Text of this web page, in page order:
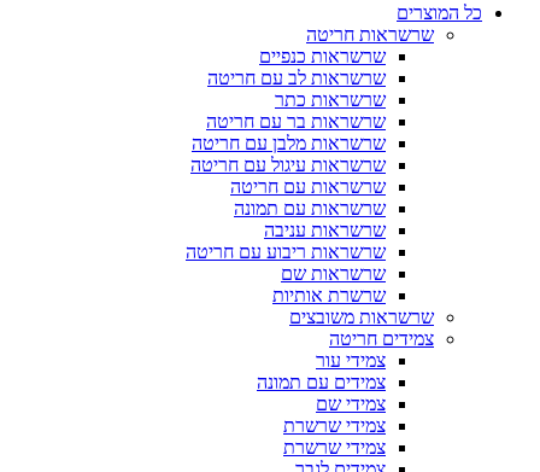
כל המוצרים
שרשראות חריטה
שרשראות כנפיים
שרשראות לב עם חריטה
שרשראות כתר
שרשראות בר עם חריטה
שרשראות מלבן עם חריטה
שרשראות עיגול עם חריטה
שרשראות עם חריטה
שרשראות עם תמונה
שרשראות עניבה
שרשראות ריבוע עם חריטה
שרשראות שם
שרשרת אותיות
שרשראות משובצים
צמידים חריטה
צמידי עור
צמידים עם תמונה
צמידי שם
צמידי שרשרת
צמידי שרשרת